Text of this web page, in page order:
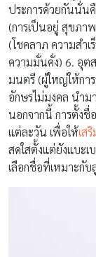
ประการด้วยกันนั่น
(การเป็นอยู่ สุขภา
(โชคลาภ ความสำ
ความมั่นคั่ง) 6. อุต
มนตรี (ผู้ใหญ่ให้กา
อักษรไม่มงคล นำม
นอกจากนี้ การตั้งชื่
แต่ละวัน เพื่อให้เส
สดใสตั้งแต่ยังแบะเ
เลือกชื่อที่เหมาะกั